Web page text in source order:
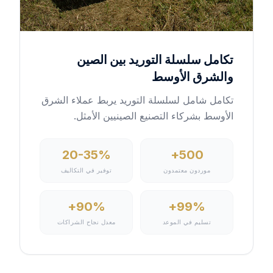
تكامل سلسلة التوريد بين الصين
والشرق الأوسط
تكامل شامل لسلسلة التوريد يربط عملاء الشرق
الأوسط بشركاء التصنيع الصينيين الأمثل.
500+
موردون معتمدون
20-35%
توفير في التكاليف
99%+
تسليم في الموعد
90%+
معدل نجاح الشراكات